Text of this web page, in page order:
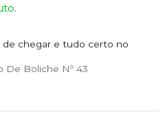
chegar e tudo certo no
De Boliche Nº 43